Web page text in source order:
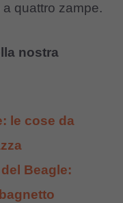
a quattro zampe.
nostra
le cose da
Beagle: